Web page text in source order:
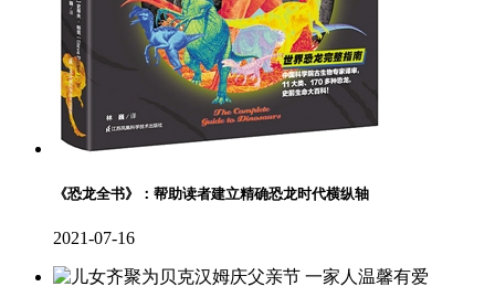
《恐龙全书》：帮助读者建立精确恐龙时代横纵轴
2021-07-16